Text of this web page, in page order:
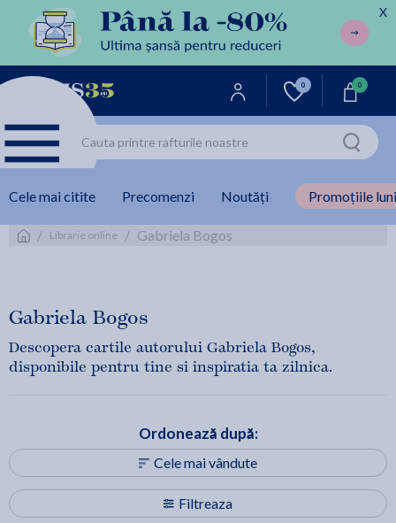
X
0 0
Cele mai citite Precomenzi Noutăți Promoțiile
/ Librarie online / Gabriela Bogos
Gabriela Bogos
Descopera cartile autorului Gabriela Bogos,
disponibile pentru tine si inspiratia ta zilnica.
Filtreaza
Ordonează după:
Cele mai vândute